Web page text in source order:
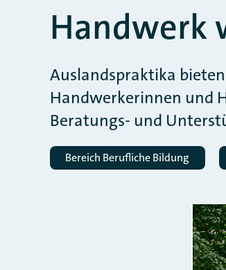
Handwerk
Auslandspraktika
Handwerkerinnen und
Beratungs- und
Bereich Berufliche Bildung